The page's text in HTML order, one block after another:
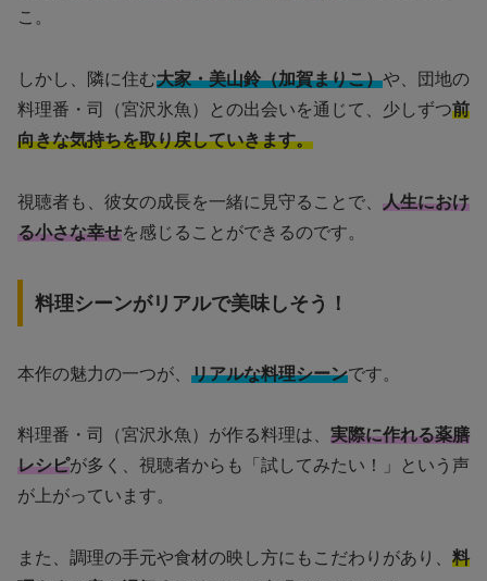
こ。
しかし、隣に住む大家・美山鈴（加賀まりこ）や、団地の
料理番・司（宮沢氷魚）との出会いを通じて、少しずつ前
向きな気持ちを取り戻していきます。
視聴者も、彼女の成長を一緒に見守ることで、 人生におけ
る小さな幸せを感じることができるのです。
料理シーンがリアルで美味しそう！
本作の魅力の一つが、 リアルな料理シーンです。
料理番・司（宮沢氷魚）が作る料理は、 実際に作れる薬膳
レシピが多く、視聴者からも「試してみたい！」という声
が上がっています。
また、調理の手元や食材の映し方にもこだわりがあり、 料